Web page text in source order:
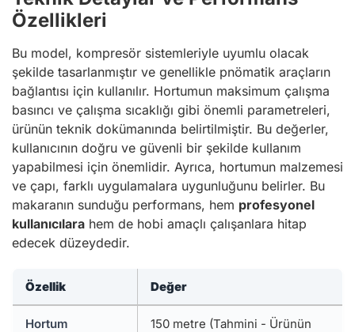
Özellikleri
Bu model, kompresör sistemleriyle uyumlu olacak
şekilde tasarlanmıştır ve genellikle pnömatik araçların
bağlantısı için kullanılır. Hortumun maksimum çalışma
basıncı ve çalışma sıcaklığı gibi önemli parametreleri,
ürünün teknik dokümanında belirtilmiştir. Bu değerler,
kullanıcının doğru ve güvenli bir şekilde kullanım
yapabilmesi için önemlidir. Ayrıca, hortumun malzemesi
ve çapı, farklı uygulamalara uygunluğunu belirler. Bu
makaranın sunduğu performans, hem profesyonel
kullanıcılara hem de hobi amaçlı çalışanlara hitap
edecek düzeydedir.
Özellik Değer
Hortum
150 metre (Tahmini - Ürünün